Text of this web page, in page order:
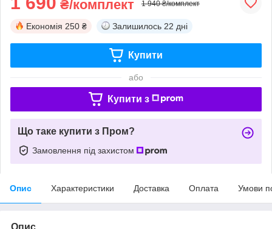
₴/комплект 1 940 ₴/комплект
Економія 250 ₴ Залишилось 22 дні
Купити
або
Купити з
Що таке купити з Пром?
Замовлення під захистом
Опис Характеристики Доставка Оплата Умови
Опис